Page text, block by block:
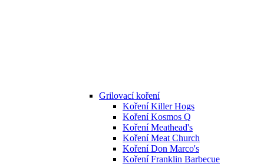
Grilovací koření
Koření Killer Hogs
Koření Kosmos Q
Koření Meathead's
Koření Meat Church
Koření Don Marco's
Koření Franklin Barbecue